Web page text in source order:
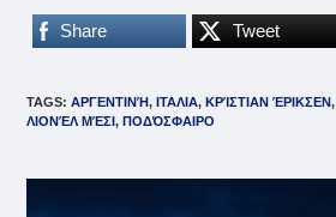
Share Tweet
TAGS:ΑΡΓΕΝΤΙΝΉ, ΙΤΑΛΙΑ, ΚΡΊΣΤΙΑΝ ΈΡΙΚΣΕΝ,
ΛΙΟΝΈΛ ΜΈΣΙ, ΠΟΔΌΣΦΑΙΡΟ